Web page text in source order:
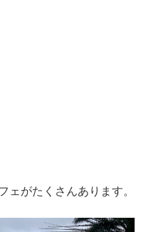
ェがたくさんあります。